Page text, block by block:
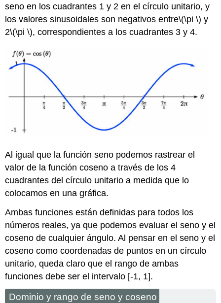
seno en los cuadrantes 1 y 2 en el círculo unitario, y
los valores sinusoidales son negativos entre\(\pi \) y
2\(\pi \), correspondientes a los cuadrantes 3 y 4.
Al igual que la función seno podemos rastrear el
valor de la función coseno a través de los 4
cuadrantes del círculo unitario a medida que lo
colocamos en una gráfica.
Ambas funciones están definidas para todos los
números reales, ya que podemos evaluar el seno y el
coseno de cualquier ángulo. Al pensar en el seno y el
coseno como coordenadas de puntos en un círculo
unitario, queda claro que el rango de ambas
funciones debe ser el intervalo [-1, 1].
Dominio y rango de seno y coseno